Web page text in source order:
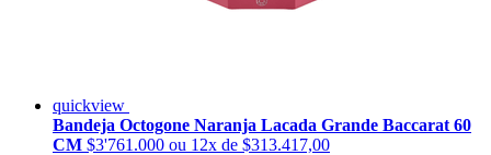
quickview
Bandeja Octogone Naranja Lacada Grande Baccarat 60
CM $3'761.000 ou 12x de $313.417,00